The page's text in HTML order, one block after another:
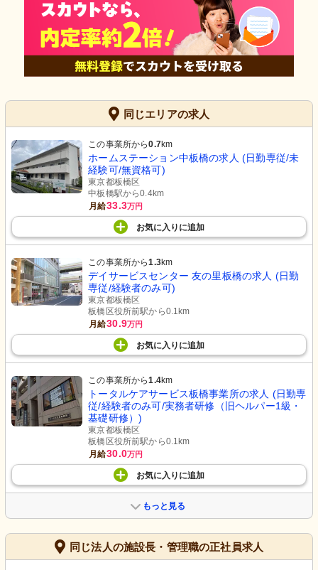
同じエリアの求人
この事業所から0.7km
ホームステーション中板橋の求人 (日勤専従/未
経験可/無資格可)
東京都板橋区
中板橋駅から0.4km
月給33.3万円
お気に入り に追加
この事業所から1.3km
デイサービスセンター 友の里板橋の求人 (日勤
専従/経験者のみ可)
東京都板橋区
板橋区役所前駅から0.1km
月給30.9万円
お気に入り に追加
この事業所から1.4km
トータルケアサービス板橋事業所の求人 (日勤専
従/経験者のみ可/実務者研修（旧ヘルパー1級・
基礎研修）)
東京都板橋区
板橋区役所前駅から0.1km
月給30.0万円
お気に入り に追加
もっと見る
同じ法人の施設長・管理職の正社員求人